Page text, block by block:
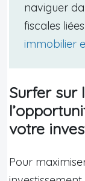
naviguer
fiscales
immobilier
Surfer sur
votre
Pour